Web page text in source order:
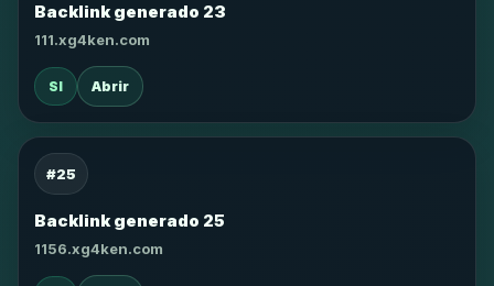
Backlink generado 23
111.xg4ken.com
SI Abrir
#25
Backlink generado 25
1156.xg4ken.com